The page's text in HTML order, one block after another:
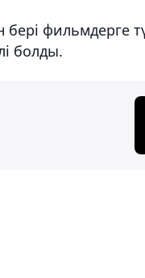
фильмдерге
болды.